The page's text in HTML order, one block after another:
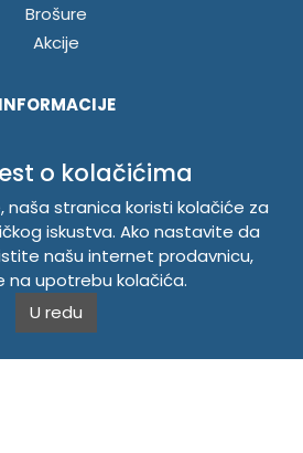
Brošure
Akcije
INFORMACIJE
korištenja
privatnosti
DOO BRATUNAC
Bratunac, Bosna i Hercegovina
+38756/260-051
+38765/357-215
o kolačićima
naša stranica koristi kolačiće za
iskustva. Ako nastavite da
našu internet prodavnicu,
na upotrebu kolačića.
U redu